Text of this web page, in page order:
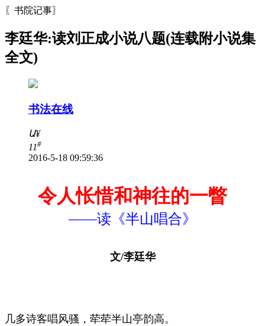
〖书院记事〗
李廷华:读刘正成小说八题(连载附小说集
全文)
书法在线
Ա¥
11#
2016-5-18 09:59:36
令人怅惜和神往的一瞥
——读《半山唱合》
文/李廷华
几多诗客唱风骚，荦荦半山亭韵高。